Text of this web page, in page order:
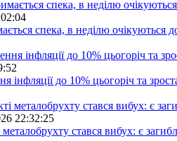
спека, в неділю очікуються
інфляції до 10% цьогоріч та
22:32:25
стався вибух: є